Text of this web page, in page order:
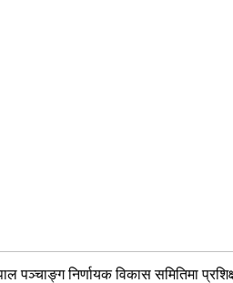
पञ्चाङ्ग निर्णायक विकास समितिमा